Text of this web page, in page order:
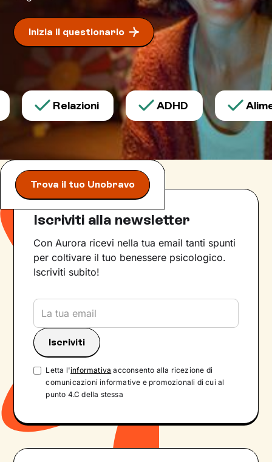
Inizia il questionario
Relazioni ADHD
Trova il tuo Unobravo
Iscriviti alla newsletter
Con Aurora ricevi nella tua email tanti spunti
per coltivare il tuo benessere psicologico.
Iscriviti subito!
Letta l'informativa acconsento alla ricezione di
comunicazioni informative e promozionali di cui al
punto 4.C della stessa